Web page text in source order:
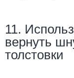
11.
вернуть
толстовки